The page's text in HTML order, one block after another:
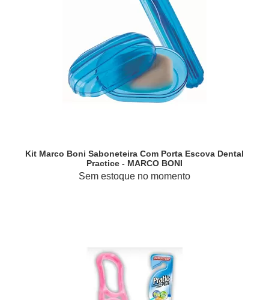
Kit Marco Boni Saboneteira Com Porta Escova Dental
Practice - MARCO BONI
Sem estoque no momento